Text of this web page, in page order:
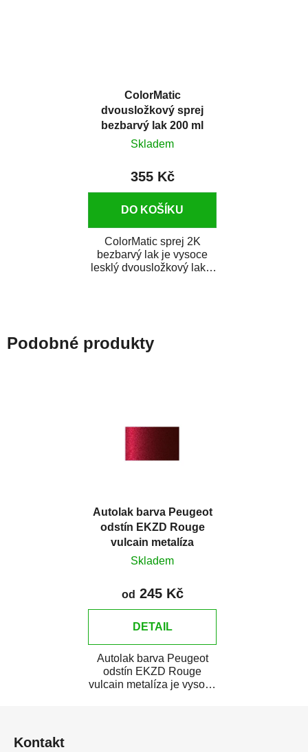
ColorMatic
dvousložkový sprej
bezbarvý lak 200 ml
Skladem
355 Kč
DO KOŠÍKU
ColorMatic sprej 2K
bezbarvý lak je vysoce
lesklý dvousložkový lak s
Podobné produkty
Autolak barva Peugeot
odstín EKZD Rouge
vulcain metalíza
Skladem
od 245 Kč
DETAIL
Autolak barva Peugeot
odstín EKZD Rouge
vulcain metalíza je vysoce
Kontakt